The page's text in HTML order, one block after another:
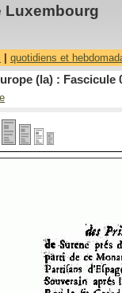
Luxembourg
quotidiens et
(la) : Fascicule